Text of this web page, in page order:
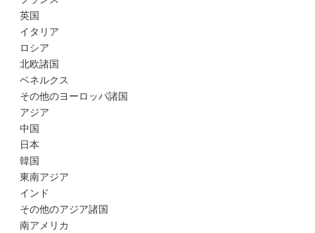
英国
イタリア
ロシア
北欧諸国
ベネルクス
その他のヨーロッパ諸国
アジア
中国
日本
韓国
東南アジア
インド
その他のアジア諸国
南アメリカ